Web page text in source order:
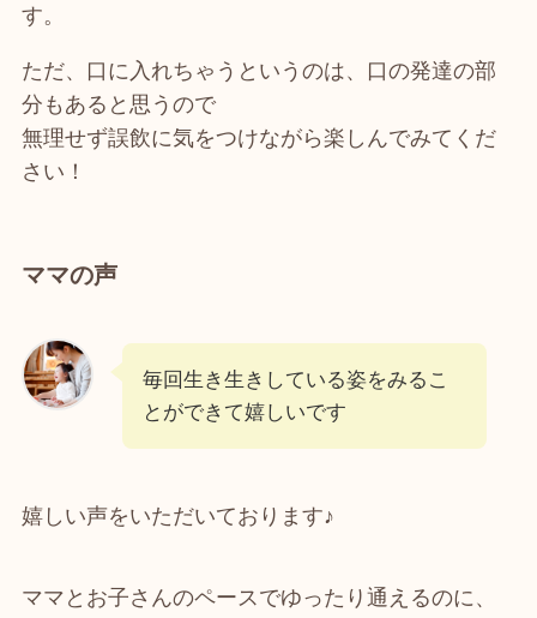
す。
ただ、口に入れちゃうというのは、口の発達の部
分もあると思うので
無理せず誤飲に気をつけながら楽しんでみてくだ
さい！
ママの声
毎回生き生きしている姿をみるこ
とができて嬉しいです
嬉しい声をいただいております♪
ママとお子さんのペースでゆったり通えるのに、